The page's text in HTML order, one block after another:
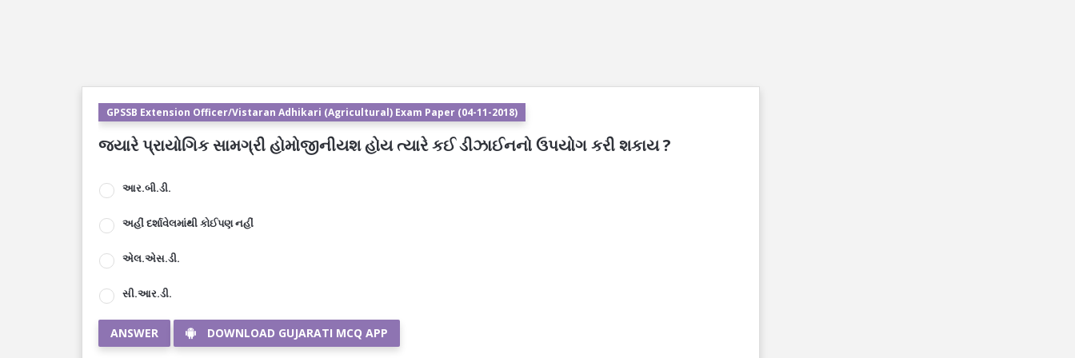
GPSSB Extension Officer/Vistaran Adhikari (Agricultural) Exam Paper (04-11-2018)
જ્યારે પ્રાયોગિક સામગ્રી હોમોજીનીયશ હોય ત્યારે કઈ ડીઝાઈનનો ઉપયોગ કરી શકાય ?
આર.બી.ડી.
અહીં દર્શાવેલમાંથી કોઈપણ નહીં
એલ.એસ.ડી.
સી.આર.ડી.
ANSWER DOWNLOAD GUJARATI MCQ APP